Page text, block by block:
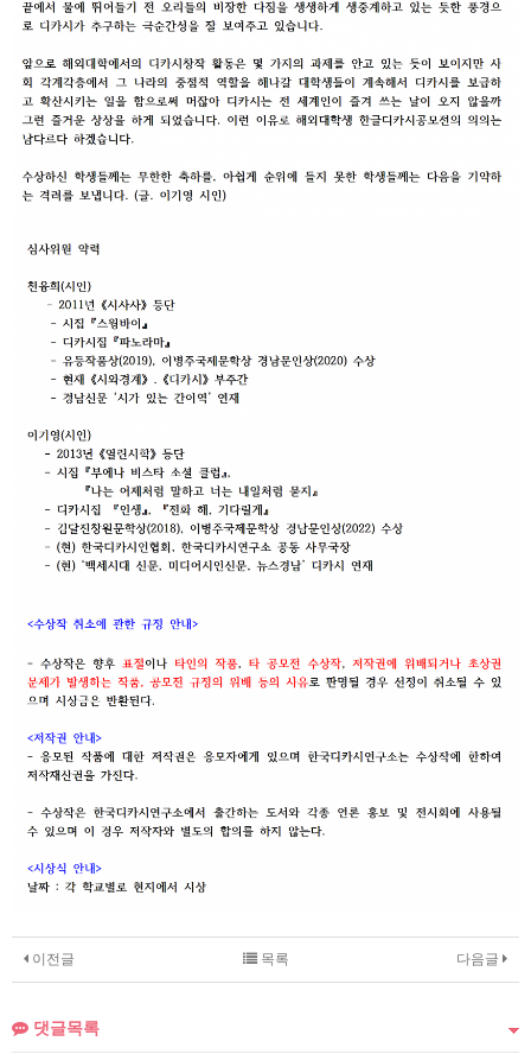
이전글 다음글
목록
댓글목록